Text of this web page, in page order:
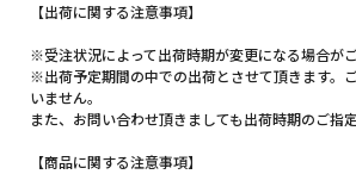
【出荷に関する注意事項】
※受注状況によって出荷時期が変更になる場合がご
※出荷予定期間の中での出荷とさせて頂きます。
いません。
また、お問い合わせ頂きましても出荷時期のご指
【商品に関する注意事項】